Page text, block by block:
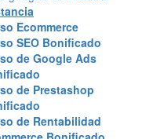
Ecommerce
SEO Bonificado
de Google Ads
de Prestashop
de Rentabilidad